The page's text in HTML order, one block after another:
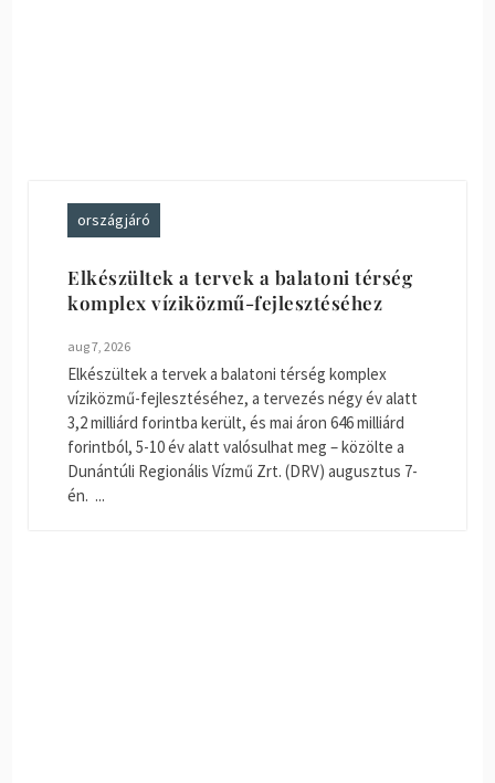
országjáró
Elkészültek a tervek a balatoni térség
komplex víziközmű-fejlesztéséhez
aug 7, 2026
Elkészültek a tervek a balatoni térség komplex
víziközmű-fejlesztéséhez, a tervezés négy év alatt
3,2 milliárd forintba került, és mai áron 646 milliárd
forintból, 5-10 év alatt valósulhat meg – közölte a
Dunántúli Regionális Vízmű Zrt. (DRV) augusztus 7-
én. ...